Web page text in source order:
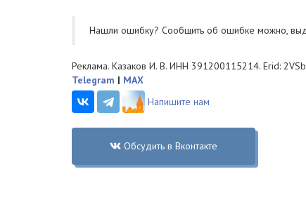
Нашли ошибку? Cообщить об ошибке можно,
Реклама. Казаков И. В. ИНН 391200115214. Erid:
Telegram | MAX
Напишите нам
Обсудить в Вконтакте